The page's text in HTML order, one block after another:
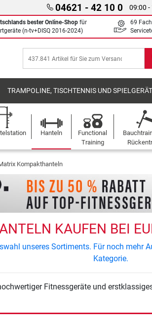
04621 - 42 10 0 09:00 -
bester Online-Shop für
(n-tv+DISQ 2016-2024)
69
TRAMPOLINE, TISCHTENNIS UND
Hanteln
Functional
Training
Kompakthanteln
KAUFEN BEI
unseres Sortiments. Für noch mehr
Kategorie.
Fitnessgeräte und